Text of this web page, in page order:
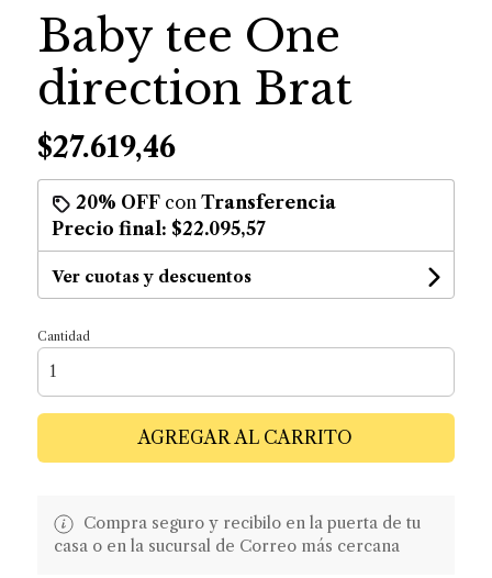
Baby tee One
direction Brat
$27.619,46
20% OFFcon Transferencia
Precio final: $22.095,57
Ver cuotas y descuentos
Cantidad
AGREGAR AL CARRITO
Compra seguro y recibilo en la puerta de tu
casa o en la sucursal de Correo más cercana